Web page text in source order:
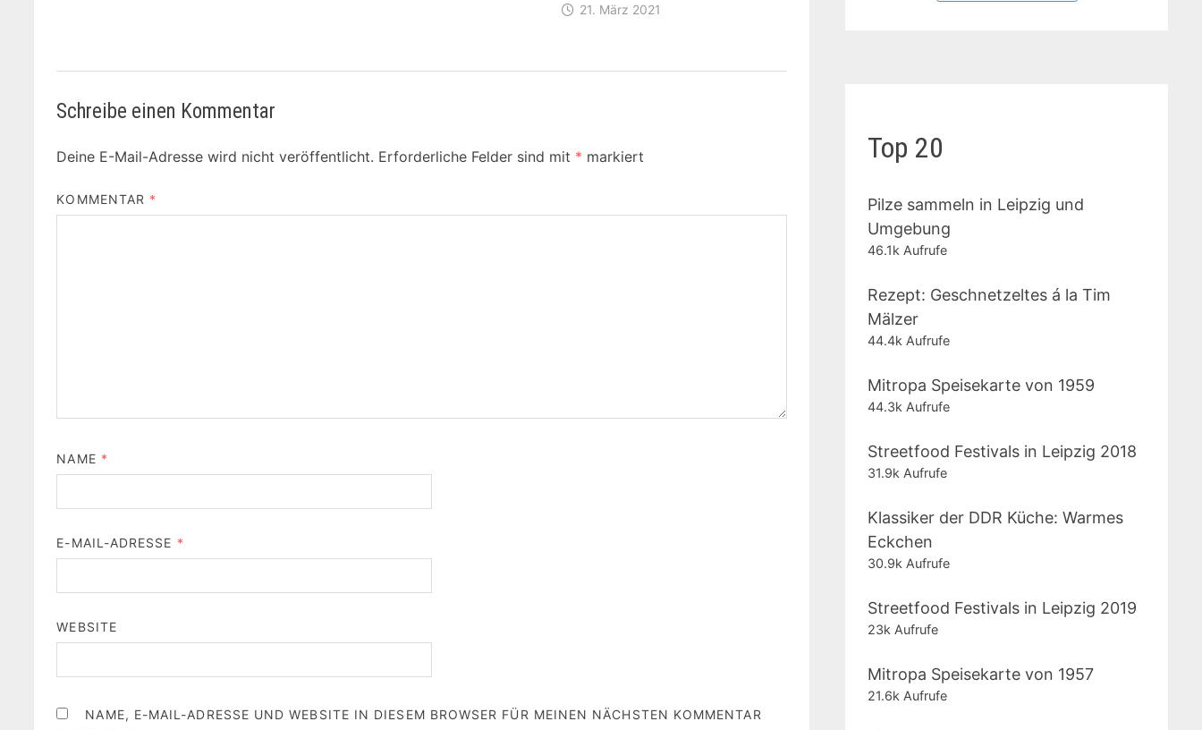
21. März 2021
Schreibe einen Kommentar
Deine E-Mail-Adresse wird nicht veröffentlicht. Erforderliche Felder sind mit * markiert
KOMMENTAR *
NAME *
E-MAIL-ADRESSE *
WEBSITE
NAME, E-MAIL-ADRESSE UND WEBSITE IN DIESEM BROWSER FÜR MEINEN NÄCHSTEN KOMMENTAR
Top 20
Pilze sammeln in Leipzig und
Umgebung
46.1k Aufrufe
Rezept: Geschnetzeltes á la Tim
Mälzer
44.4k Aufrufe
Mitropa Speisekarte von 1959
44.3k Aufrufe
Streetfood Festivals in Leipzig 2018
31.9k Aufrufe
Klassiker der DDR Küche: Warmes
Eckchen
30.9k Aufrufe
Streetfood Festivals in Leipzig 2019
23k Aufrufe
Mitropa Speisekarte von 1957
21.6k Aufrufe